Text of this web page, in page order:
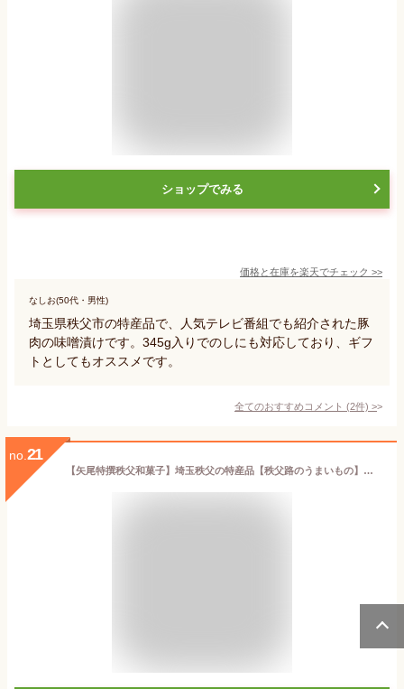
ショップでみる
価格と在庫を楽天でチェック >>
なしお(50代・男性)
埼玉県秩父市の特産品で、人気テレビ番組でも紹介された豚
肉の味噌漬けです。345g入りでのしにも対応しており、ギフ
トとしてもオススメです。
全てのおすすめコメント (2件) >
no. 21
【矢尾特撰秩父和菓子】埼玉秩父の特産品【秩父路のうまいもの】和菓子屋秩父庵 玉木家特製ちちぶぽてと10個入 オススメホっクホク芋の美味しさをそのままぎゅっとと閉じ込めた和風スイートぽてと 御年賀 御中元 バレンタイン ホワイトデー クリスマス 内祝 御祝【秩父物産】